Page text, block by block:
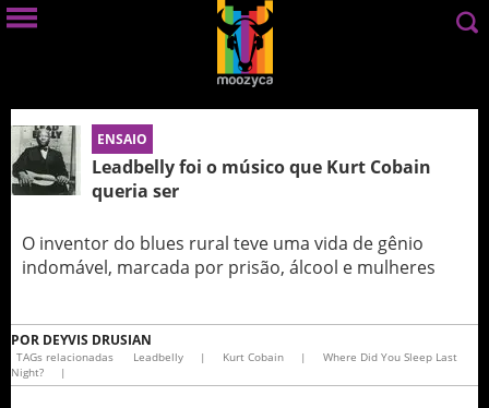
ENSAIO
Leadbelly foi o músico que Kurt Cobain
queria ser
O inventor do blues rural teve uma vida de gênio
indomável, marcada por prisão, álcool e mulheres
POR DEYVIS DRUSIAN
TAGs relacionadas Leadbelly | Kurt Cobain |
Where Did You Sleep Last
Night?
|